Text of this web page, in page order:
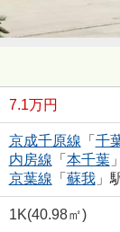
7.1万円
京成千原線 「 千
内房線 「 本千葉
京葉線 「 蘇我」
1K(40.98㎡)